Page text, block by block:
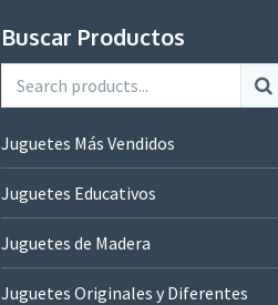
Buscar Productos
Juguetes Más Vendidos
Juguetes Educativos
Juguetes de Madera
Juguetes Originales y Diferentes